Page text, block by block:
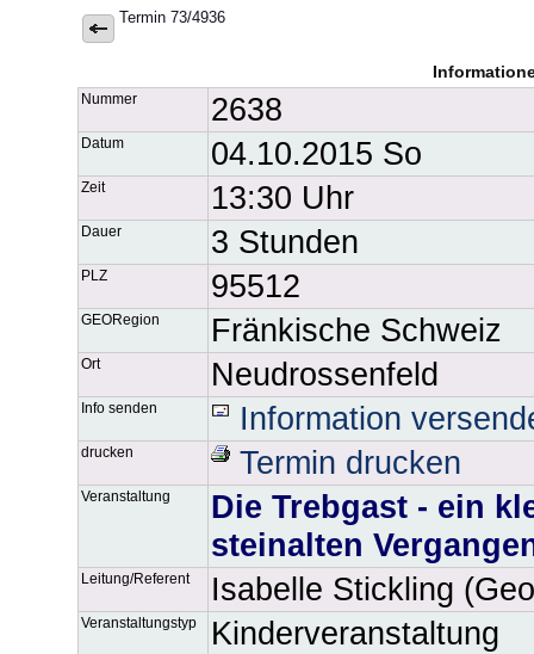
Termin 73/4936
Nummer 2638
Datum 04.10.2015 So
Zeit 13:30 Uhr
Dauer 3 Stunden
PLZ 95512
GEORegion Fränkische Schweiz
Ort Neudrossenfeld
Info senden Information
drucken Termin drucken
Veranstaltung
Die Trebgast - ein
steinalten
Leitung/Referent Isabelle Stickling
Veranstaltungstyp Kinderveranstaltung